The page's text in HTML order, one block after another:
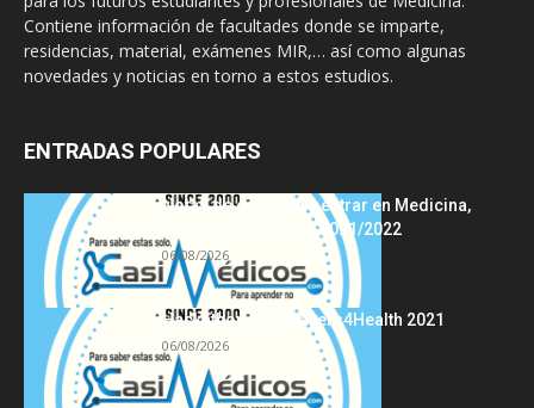
Contiene información de facultades donde se imparte,
residencias, material, exámenes MIR,… así como algunas
novedades y noticias en torno a estos estudios.
ENTRADAS POPULARES
Notas de corte para entrar en Medicina,
curso 2022/2023 vs 2021/2022
06/08/2026
Hackathon Innomakers4Health 2021
06/08/2026